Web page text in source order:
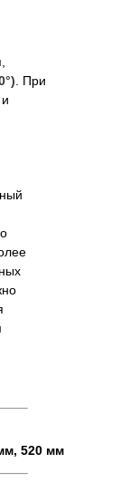
. При
520 мм